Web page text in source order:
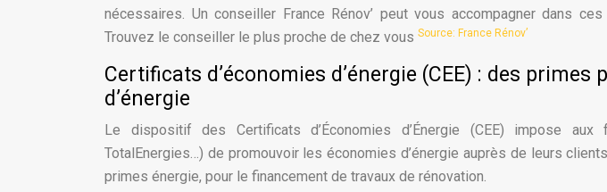
nécessaires. Un conseiller France Rénov’ peut vous accompagner dans
Trouvez le conseiller le plus proche de chez vous Source: France Rénov’
Certificats d’économies d’énergie (CEE) : des primes
d’énergie
Le dispositif des Certificats d’Économies d’Énergie (CEE) impose aux
TotalEnergies…) de promouvoir les économies d’énergie auprès de leurs
primes énergie, pour le financement de travaux de rénovation.